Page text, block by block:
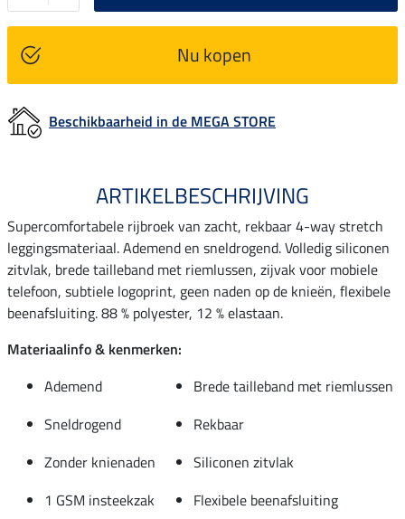
Nu kopen
Beschikbaarheid in de MEGA STORE
ARTIKELBESCHRIJVING
Supercomfortabele rijbroek van zacht, rekbaar 4-way stretch
leggingsmateriaal. Ademend en sneldrogend. Volledig siliconen
zitvlak, brede tailleband met riemlussen, zijvak voor mobiele
telefoon, subtiele logoprint, geen naden op de knieën, flexibele
beenafsluiting. 88 % polyester, 12 % elastaan.
Materiaalinfo & kenmerken:
Ademend
Brede tailleband met riemlussen
Sneldrogend
Rekbaar
Zonder knienaden
Siliconen zitvlak
1 GSM insteekzak
Flexibele beenafsluiting